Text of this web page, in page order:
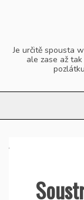
Je určitě spousta
ale zase až